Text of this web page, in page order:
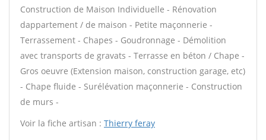
Construction de Maison Individuelle - Rénovation
dappartement / de maison - Petite maçonnerie -
Terrassement - Chapes - Goudronnage - Démolition
avec transports de gravats - Terrasse en béton / Chape -
Gros oeuvre (Extension maison, construction garage, etc)
- Chape fluide - Surélévation maçonnerie - Construction
de murs -
Voir la fiche artisan : Thierry feray